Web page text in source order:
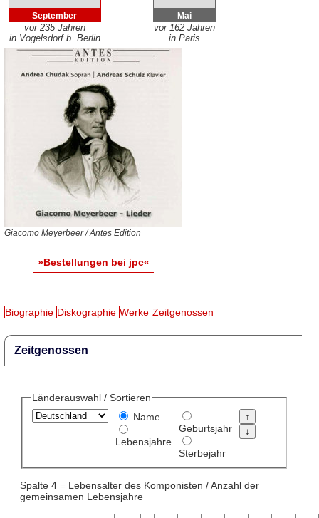
September
vor 235 Jahren
in Vogelsdorf b. Berlin
Mai
vor 162 Jahren
in Paris
Giacomo Meyerbeer / Antes Edition
»Bestellungen bei jpc«
Biographie Diskographie Werke Zeitgenossen
Zeitgenossen
Länderauswahl / Sortieren
Name
Lebensjahre
Geburtsjahr
Sterbejahr
Spalte 4 = Lebensalter des Komponisten / Anzahl der
gemeinsamen Lebensjahre